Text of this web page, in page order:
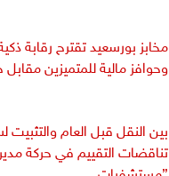
مخابز بورسعيد تقترح رقابة
وحوافز مالية للمتميزين
بين النقل قبل العام والتثبيت
تناقضات التقييم في حركة